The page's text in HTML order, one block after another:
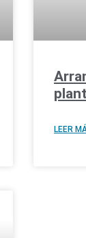
LEER